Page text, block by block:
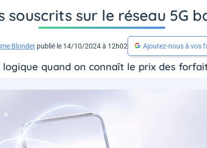
sur le réseau 5G
Blondet publié le 14/10/2024 à 12h02 Ajoutez-nous à vos
quand on connaît le prix des